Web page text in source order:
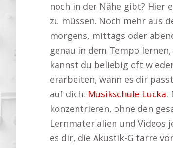
noch in der Nähe gibt? Hier
zu müssen. Noch mehr aus
morgens, mittags oder
genau in dem Tempo
kannst du beliebig oft
erarbeiten, wann es dir
auf dich: Musikschule Lucka.
konzentrieren, ohne den
Lernmaterialien und Videos
es dir, die Akustik-Gitarre